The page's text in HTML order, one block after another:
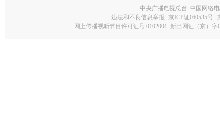
中央广播电视总台 中国网络
违法和不良信息举报
京ICP证060535号
网上传播视听节目许可证号 0102004 新出网证（京）